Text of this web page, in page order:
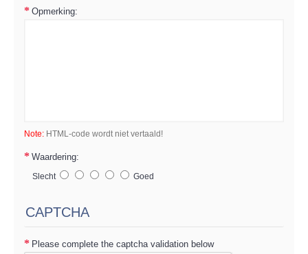
Opmerking:
Note: HTML-code wordt niet vertaald!
Waardering:
Slecht Goed
CAPTCHA
Please complete the captcha validation below